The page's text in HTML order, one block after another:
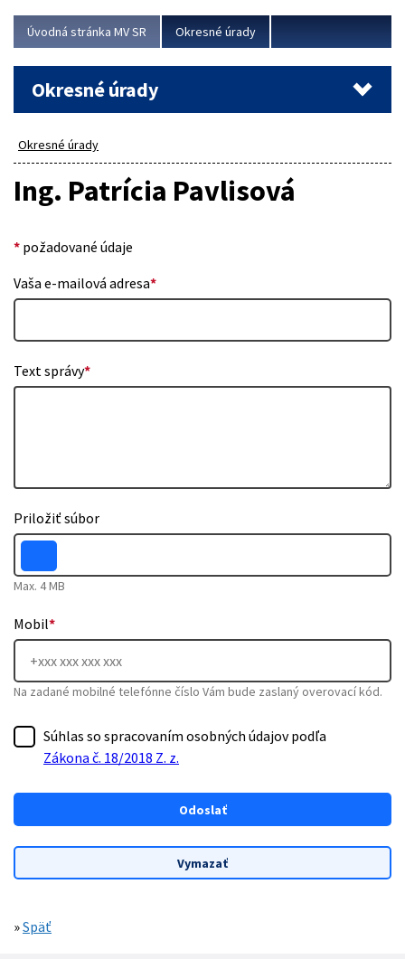
Viac
Úvodná stránka MV SR Okresné úrady
Okresné úrady
Okresné úrady
Ing. Patrícia Pavlisová
* požadované údaje
Vaša e-mailová adresa*
Text správy*
Priložiť súbor
Max. 4 MB
Mobil*
Na zadané mobilné telefónne číslo Vám bude zaslaný overovací kód.
Súhlas so spracovaním osobných údajov podľa
Zákona č. 18/2018 Z. z.
»Späť